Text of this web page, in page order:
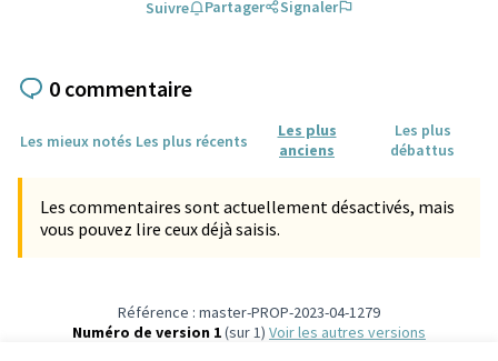
Suivre Partager Signaler
0 commentaire
Les mieux notés Les plus récents
Les plus
anciens
Les plus
débattus
Les commentaires sont actuellement désactivés, mais
vous pouvez lire ceux déjà saisis.
Référence : master-PROP-2023-04-1279
Numéro de version 1(sur 1)
voir les autres versions